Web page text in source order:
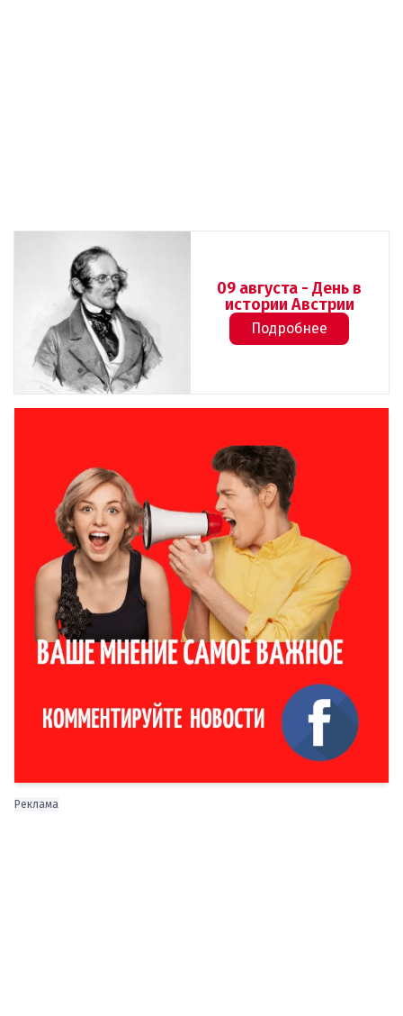
09 августа - День в
истории Австрии
Подробнее
Реклама